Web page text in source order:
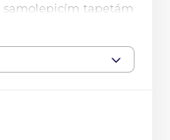
samolepicím tapetám
vzhledem. Tisk